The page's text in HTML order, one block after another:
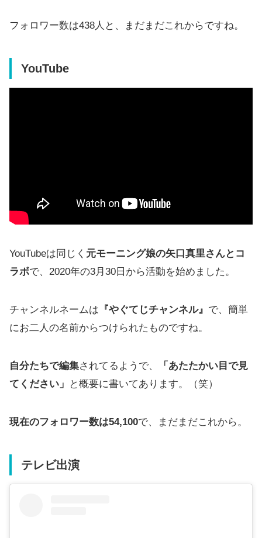
フォロワー数は438人と、まだまだこれからですね。
YouTube
YouTubeは同じく 元モーニング娘の矢口真里さんとコ
ラボで、2020年の3月30日から活動を始めました。
チャンネルネームは 『やぐてじチャンネル』 で、簡単
にお二人の名前からつけられたものですね。
自分たちで編集されてるようで、
「あたたかい目で見
てください」
と概要に書いてあります。（笑）
現在のフォロワー数は54,100で、まだまだこれから。
テレビ出演